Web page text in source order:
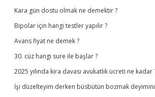
Kara gün dostu olmak ne demektir ?
Bipolar için hangi testler yapılır ?
Avans fiyat ne demek ?
30. cüz hangi sure ile başlar ?
2025 yılında kira davası avukatlık ücreti ne kadar
İşi düzelteyim derken büsbütün bozmak